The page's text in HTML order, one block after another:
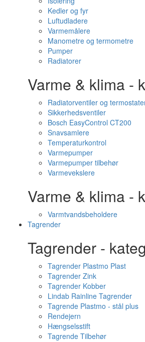
Kedler og fyr
Luftudladere
Varmemålere
Manometre og termometre
Pumper
Radiatorer
Varme & klima -
Radiatorventiler og
Sikkerhedsventiler
Bosch EasyControl CT200
Snavsamlere
Temperaturkontrol
Varmepumper
Varmepumper tilbehør
Varmevekslere
Varme & klima -
Varmtvandsbeholdere
Tagrender
Tagrender -
Tagrender Plastmo Plast
Tagrender Zink
Tagrender Kobber
Lindab Rainline Tagrender
Tagrende Plastmo - stål plus
Rendejern
Hængselsstift
Tagrende Tilbehør